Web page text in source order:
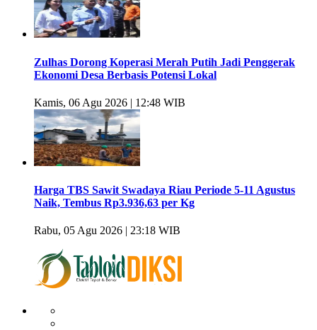
Zulhas Dorong Koperasi Merah Putih Jadi Penggerak
Ekonomi Desa Berbasis Potensi Lokal
Kamis, 06 Agu 2026 | 12:48 WIB
Harga TBS Sawit Swadaya Riau Periode 5-11 Agustus
Naik, Tembus Rp3.936,63 per Kg
Rabu, 05 Agu 2026 | 23:18 WIB